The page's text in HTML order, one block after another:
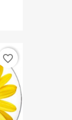
favorite_border